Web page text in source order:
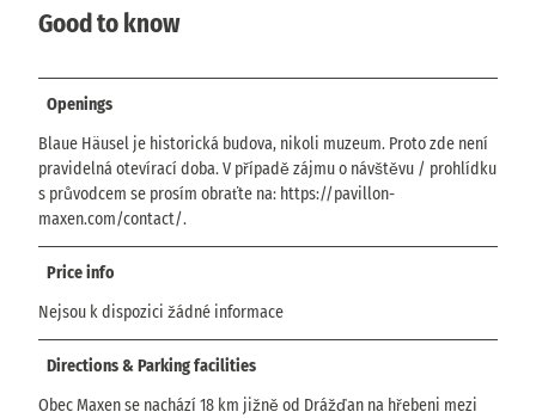
Good to know
Openings
Blaue Häusel je historická budova, nikoli muzeum. Proto zde není
pravidelná otevírací doba. V případě zájmu o návštěvu / prohlídku
s průvodcem se prosím obraťte na: https://pavillon-
maxen.com/contact/.
Price info
Nejsou k dispozici žádné informace
Directions & Parking facilities
Obec Maxen se nachází 18 km jižně od Drážďan na hřebeni mezi